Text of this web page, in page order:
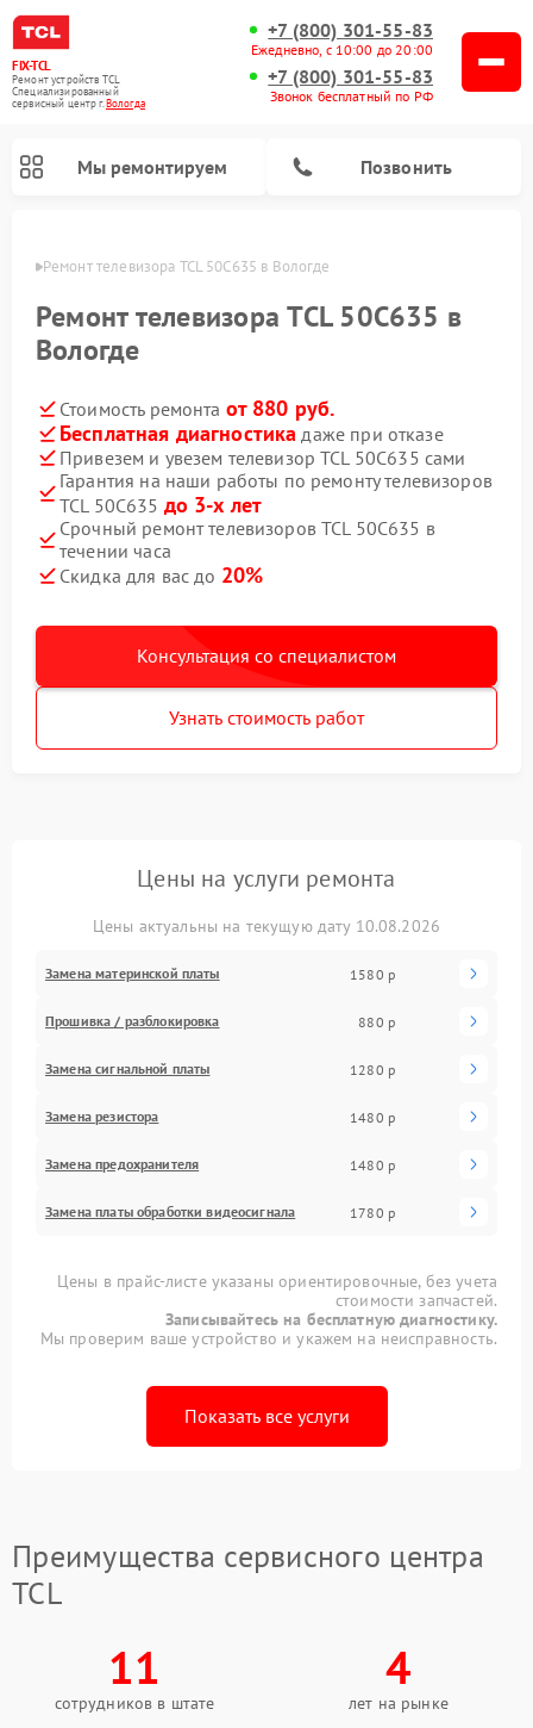
FIX-TCL
Ремонт устройств TCL
Специализированный
cервисный центр г.Вологда
+7 (800) 301-55-83
Ежедневно, с 10:00 до 20:00
+7 (800) 301-55-83
Звонок бесплатный по РФ
Мы ремонтируем Позвонить
Ремонт телевизора TCL 50C635 в Вологде
Ремонт телевизора TCL 50C635 в
Вологде
Стоимость ремонта от 880 руб.
Бесплатная диагностика даже при отказе
Привезем и увезем телевизор TCL 50C635 сами
Гарантия на наши работы по ремонту телевизоров
TCL 50C635 до 3-х лет
Срочный ремонт телевизоров TCL 50C635 в
течении часа
Скидка для вас до 20%
Консультация со специалистом
Узнать стоимость работ
Цены на услуги ремонта
Цены актуальны на текущую дату 10.08.2026
Замена материнской платы 1580 р
Прошивка / разблокировка 880 р
Замена сигнальной платы 1280 р
Замена резистора 1480 р
Замена предохранителя 1480 р
Замена платы обработки видеосигнала 1780 р
Цены в прайс-листе указаны ориентировочные, без учета
стоимости запчастей.
Записывайтесь на бесплатную диагностику.
Мы проверим ваше устройство и укажем на неисправность.
Показать все услуги
Преимущества сервисного центра
TCL
11
сотрудников в штате
4
лет на рынке